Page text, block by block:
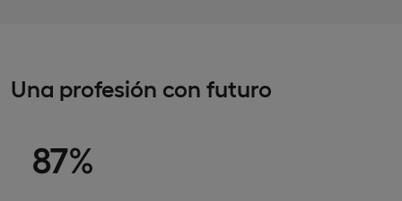
Una profesión con futuro
87%